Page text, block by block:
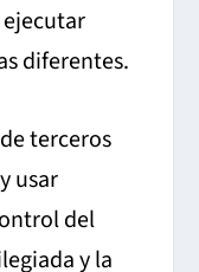
diferentes.
terceros
usar
del
y la